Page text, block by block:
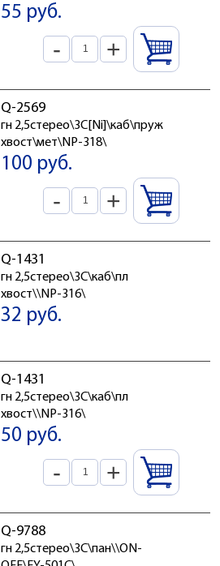
55 руб.
- +
Q-2569
гн 2,5стерео\3C[Ni]\каб\пруж
хвост\мет\NP-318\
100 руб.
- +
Q-1431
гн 2,5стерео\3C\каб\пл
хвост\\NP-316\
32 руб.
Q-1431
гн 2,5стерео\3C\каб\пл
хвост\\NP-316\
50 руб.
- +
Q-9788
гн 2,5стерео\3C\пан\\ON-